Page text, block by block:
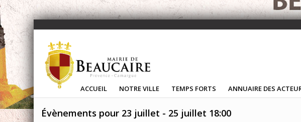
ACCUEIL NOTRE VILLE TEMPS FORTS ANNUAIRE DES
Évènements pour 23 juillet - 25 juillet 18:00